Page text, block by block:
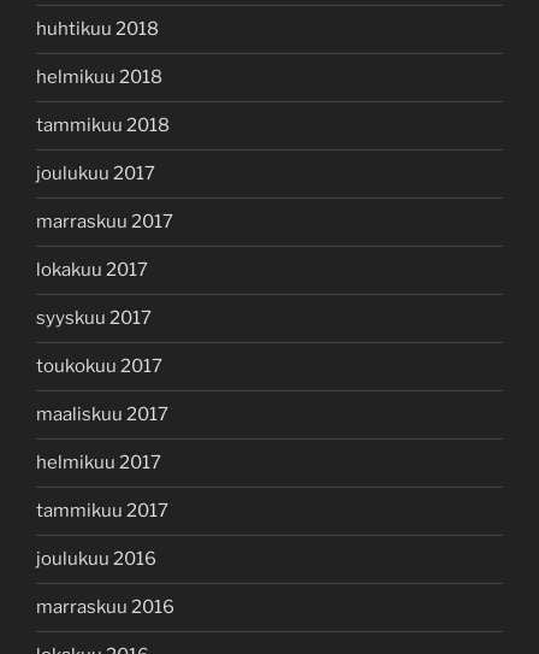
huhtikuu 2018
helmikuu 2018
tammikuu 2018
joulukuu 2017
marraskuu 2017
lokakuu 2017
syyskuu 2017
toukokuu 2017
maaliskuu 2017
helmikuu 2017
tammikuu 2017
joulukuu 2016
marraskuu 2016